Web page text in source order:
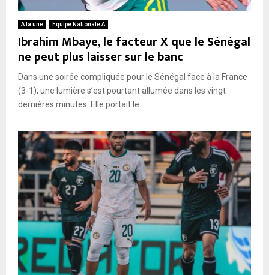
A la une Equipe Nationale A
Ibrahim Mbaye, le facteur X que le Sénégal
ne peut plus laisser sur le banc
Dans une soirée compliquée pour le Sénégal face à la France
(3-1), une lumière s’est pourtant allumée dans les vingt
dernières minutes. Elle portait le...